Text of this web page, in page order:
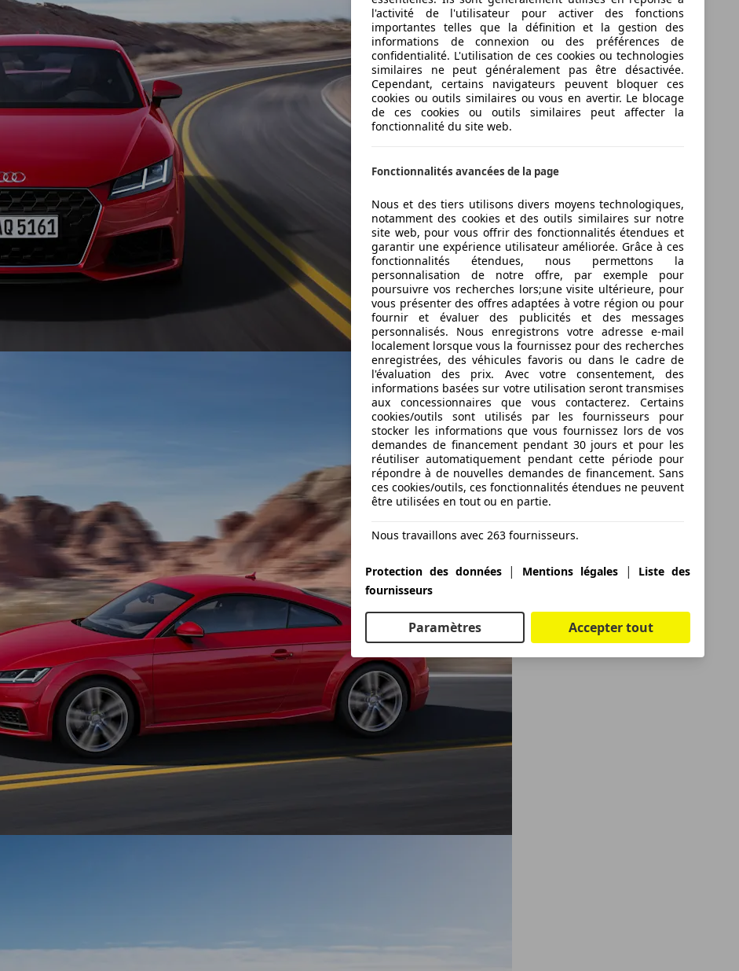
l'activité de l'utilisateur pour activer des fonctions
importantes telles que la définition et la gestion des
informations de connexion ou des préférences de
confidentialité. L'utilisation de ces cookies ou technologies
similaires ne peut généralement pas être désactivée.
Cependant, certains navigateurs peuvent bloquer ces
cookies ou outils similaires ou vous en avertir. Le blocage
de ces cookies ou outils similaires peut affecter la
fonctionnalité du site web.
Fonctionnalités avancées de la page
Nous et des tiers utilisons divers moyens technologiques,
notamment des cookies et des outils similaires sur notre
site web, pour vous offrir des fonctionnalités étendues et
garantir une expérience utilisateur améliorée. Grâce à ces
fonctionnalités étendues, nous permettons la
personnalisation de notre offre, par exemple pour
poursuivre vos recherches lors;une visite ultérieure, pour
vous présenter des offres adaptées à votre région ou pour
fournir et évaluer des publicités et des messages
personnalisés. Nous enregistrons votre adresse e-mail
localement lorsque vous la fournissez pour des recherches
enregistrées, des véhicules favoris ou dans le cadre de
l'évaluation des prix. Avec votre consentement, des
informations basées sur votre utilisation seront transmises
aux concessionnaires que vous contacterez. Certains
cookies/outils sont utilisés par les fournisseurs pour
stocker les informations que vous fournissez lors de vos
demandes de financement pendant 30 jours et pour les
réutiliser automatiquement pendant cette période pour
répondre à de nouvelles demandes de financement. Sans
ces cookies/outils, ces fonctionnalités étendues ne peuvent
être utilisées en tout ou en partie.
Nous travaillons avec 263 fournisseurs.
Protection des données| Mentions légales|
Liste des
fournisseurs
Paramètres Accepter tout